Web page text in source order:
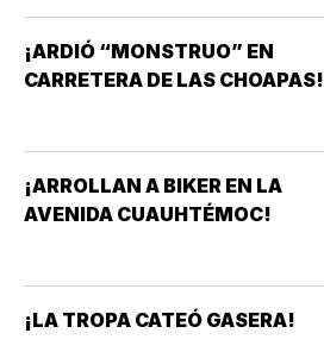
¡ARDIÓ “MONSTRUO” EN
CARRETERA DE LAS CHOAPAS!
¡ARROLLAN A BIKER EN LA
AVENIDA CUAUHTÉMOC!
¡LA TROPA CATEÓ GASERA!